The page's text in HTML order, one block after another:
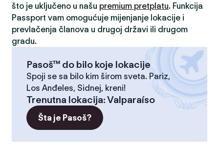
što je uključeno u našu premium pretplatu. Funkcija
Passport vam omogućuje mijenjanje lokacije i
prevlačenja članova u drugoj državi ili drugom
gradu.
Pasoš™ do bilo koje lokacije
Spoji se sa bilo kim širom sveta. Pariz,
Los Anđeles, Sidnej, kreni!
Trenutna lokacija:Valparaíso
Šta je Pasoš?